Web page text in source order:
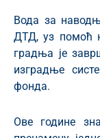
Вода за
ДТД, уз помоћ
градња је
изградње
фонда.
Ове године